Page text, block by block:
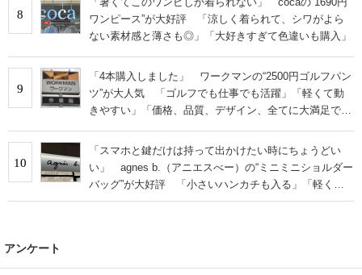
8
ワンピース”が大好評 「涼しく着られて、シワがよら
ない素材感と薄さも◎」「大好きすぎて色違いも購入」
9
「4本購入しました」 ワークマンの“2500円ゴルフパン
ツ”が大人気 「ゴルフでも仕事でも活躍」「軽くて動
きやすい」「価格、品質、デザイン、全てに大満足で
10
「スマホと鍵だけは持って出かけたい時にちょうどい
い」 agnes b.（アニエスべー）の“ミニミニショルダー
バッグ”が大好評 「小さいハンカチも入る」「軽くて
旅行でも活躍します
アンケート